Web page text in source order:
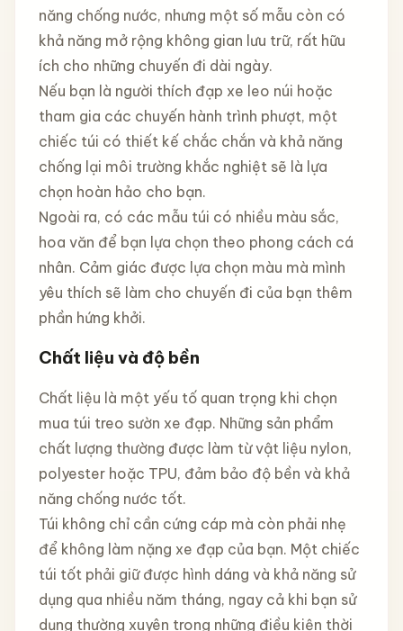
năng chống nước, nhưng một số mẫu còn có
khả năng mở rộng không gian lưu trữ, rất hữu
ích cho những chuyến đi dài ngày.
Nếu bạn là người thích đạp xe leo núi hoặc
tham gia các chuyến hành trình phượt, một
chiếc túi có thiết kế chắc chắn và khả năng
chống lại môi trường khắc nghiệt sẽ là lựa
chọn hoàn hảo cho bạn.
Ngoài ra, có các mẫu túi có nhiều màu sắc,
hoa văn để bạn lựa chọn theo phong cách cá
nhân. Cảm giác được lựa chọn màu mà mình
yêu thích sẽ làm cho chuyến đi của bạn thêm
phần hứng khởi.
Chất liệu và độ bền
Chất liệu là một yếu tố quan trọng khi chọn
mua túi treo sườn xe đạp. Những sản phẩm
chất lượng thường được làm từ vật liệu nylon,
polyester hoặc TPU, đảm bảo độ bền và khả
năng chống nước tốt.
Túi không chỉ cần cứng cáp mà còn phải nhẹ
để không làm nặng xe đạp của bạn. Một chiếc
túi tốt phải giữ được hình dáng và khả năng sử
dụng qua nhiều năm tháng, ngay cả khi bạn sử
dụng thường xuyên trong những điều kiện thời